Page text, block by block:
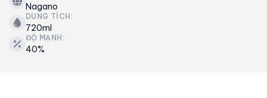
Nagano
DUNG TÍCH:
720ml
ĐỘ MẠNH:
40%